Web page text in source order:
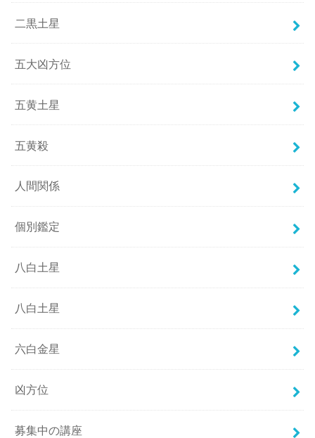
二黒土星
五大凶方位
五黄土星
五黄殺
人間関係
個別鑑定
八白土星
八白土星
六白金星
凶方位
募集中の講座